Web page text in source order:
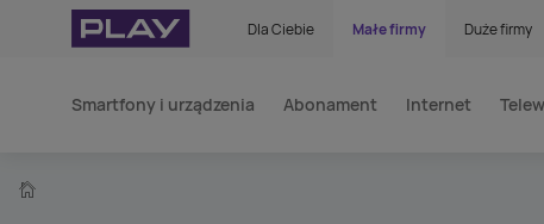
Dla Ciebie Małe firmy Duże firmy
Smartfony i urządzenia Abonament Internet